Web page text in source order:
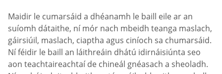
Maidir le cumarsáid a dhéanamh le baill eile ar an
suíomh dátaithe, ní mór nach mbeidh teanga maslach,
gáirsiúil, maslach, ciaptha agus ciníoch sa chumarsáid.
Ní féidir le baill an láithreáin dhátú idirnáisiúnta seo
aon teachtaireachtaí de chineál gnéasach a sheoladh.